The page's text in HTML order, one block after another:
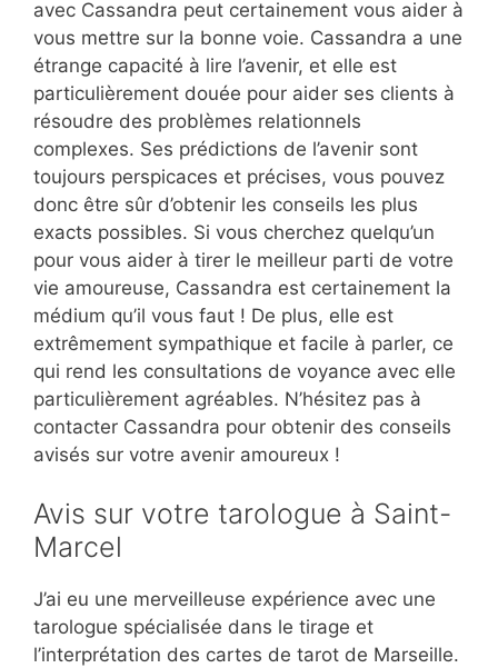
avec Cassandra peut certainement vous aider à
vous mettre sur la bonne voie. Cassandra a une
étrange capacité à lire l’avenir, et elle est
particulièrement douée pour aider ses clients à
résoudre des problèmes relationnels
complexes. Ses prédictions de l’avenir sont
toujours perspicaces et précises, vous pouvez
donc être sûr d’obtenir les conseils les plus
exacts possibles. Si vous cherchez quelqu’un
pour vous aider à tirer le meilleur parti de votre
vie amoureuse, Cassandra est certainement la
médium qu’il vous faut ! De plus, elle est
extrêmement sympathique et facile à parler, ce
qui rend les consultations de voyance avec elle
particulièrement agréables. N’hésitez pas à
contacter Cassandra pour obtenir des conseils
avisés sur votre avenir amoureux !
Avis sur votre tarologue à Saint-
Marcel
J’ai eu une merveilleuse expérience avec une
tarologue spécialisée dans le tirage et
l’interprétation des cartes de tarot de Marseille.